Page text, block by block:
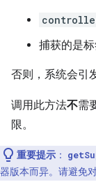
捕获的是标
否则，系统会引
调用此方法不需
限。
重要提示 ：
器版本而异。请避免